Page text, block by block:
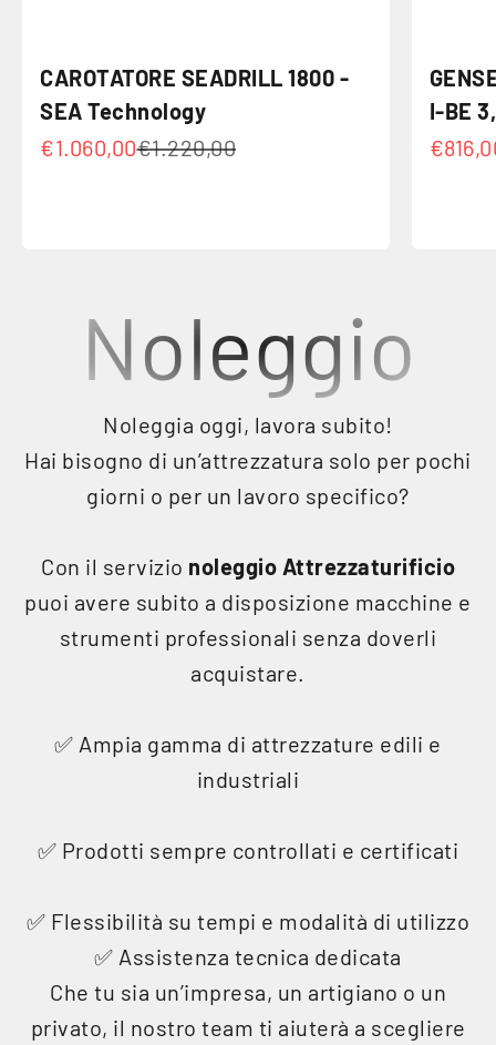
CAROTATORE SEADRILL 1800 -
SEA Technology
Prezzo scontato
€1.060,00Prezzo
€1.220,00
I-BE
Noleggio
Noleggia oggi, lavora subito!
Hai bisogno di un’attrezzatura solo per pochi
giorni o per un lavoro specifico?
Con il servizio noleggio Attrezzaturificio
puoi avere subito a disposizione macchine e
strumenti professionali senza doverli
acquistare.
✅ Ampia gamma di attrezzature edili e
industriali
✅ Prodotti sempre controllati e certificati
✅ Flessibilità su tempi e modalità di utilizzo
✅ Assistenza tecnica dedicata
Che tu sia un’impresa, un artigiano o un
privato, il nostro team ti aiuterà a scegliere